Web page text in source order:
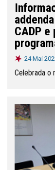
CADP
24 Mai
Celebrada o